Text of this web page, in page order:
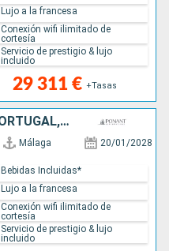
29 311 € +Tasas
Lujo a la francesa
Conexión wifi ilimitado de
cortesía
Servicio de prestigio & lujo
incluido
GIBRALTAR, MARRUECOS, PORTUGAL, ESPAÑA
Málaga 20/01/2028
Bebidas Incluidas*
Lujo a la francesa
Conexión wifi ilimitado de
cortesía
Servicio de prestigio & lujo
incluido